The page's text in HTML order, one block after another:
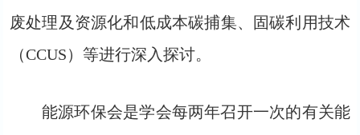
废处理及资源化和低成本碳捕集、固碳利用技术
（CCUS）等进行深入探讨。
能源环保会是学会每两年召开一次的有关能